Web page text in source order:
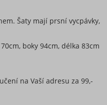
Šaty mají prsní vycpávky,
boky 94cm, délka 83cm
na Vaší adresu za 99,-